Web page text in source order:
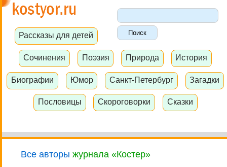
Рассказы для детей
Сочинения Поэзия Природа История
Биографии Юмор Санкт-Петербург Загадки
Пословицы Скороговорки Сказки
Все авторы журнала «Костер»